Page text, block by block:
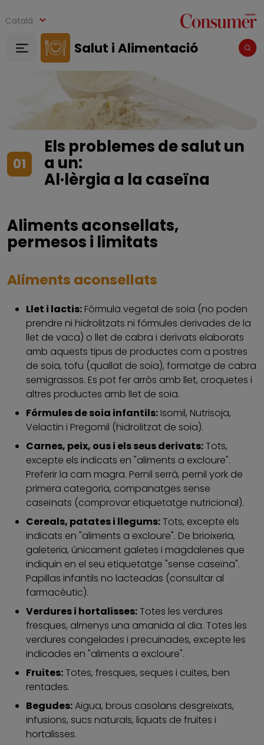
Català
Salut i Alimentació
01
Els problemes de salut un
a un:
Al·lèrgia a la caseïna
Aliments aconsellats,
permesos i limitats
Aliments aconsellats
Llet i lactis: Fórmula vegetal de soia (no poden
prendre ni hidrolitzats ni fórmules derivades de la
llet de vaca) o llet de cabra i derivats elaborats
amb aquests tipus de productes com a postres
de soia, tofu (quallat de soia), formatge de cabra
semigrassos. Es pot fer arròs amb llet, croquetes i
altres productes amb llet de soia.
Fórmules de soia infantils: Isomil, Nutrisoja,
Velactin i Pregomil (hidrolitzat de soia).
Carnes, peix, ous i els seus derivats:Tots,
excepte els indicats en "aliments a excloure".
Preferir la carn magra. Pernil serrà, pernil york de
primera categoria, companatges sense
caseïnats (comprovar etiquetatge nutricional).
Cereals, patates i llegums:Tots, excepte els
indicats en "aliments a excloure". De brioixeria,
galeteria, únicament galetes i magdalenes que
indiquin en el seu etiquetatge "sense caseïna".
Papillas infantils no lacteadas (consultar al
farmacèutic).
Verdures i hortalisses:Totes les verdures
fresques, almenys una amanida al dia. Totes les
verdures congelades i precuinades, excepte les
indicades en "aliments a excloure".
Fruites:Totes, fresques, seques i cuites, ben
rentades.
Begudes:Aigua, brous casolans desgreixats,
infusions, sucs naturals, liquats de fruites i
hortalisses.